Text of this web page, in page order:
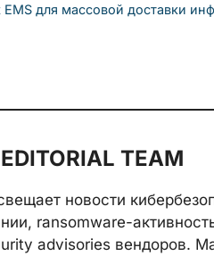
для массовой доставки
TEAM
новости
ransomware-
advisories вендоров.